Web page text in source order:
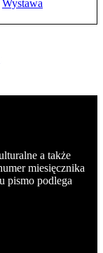
Wystawa
a także
miesięcznika
pismo podlega